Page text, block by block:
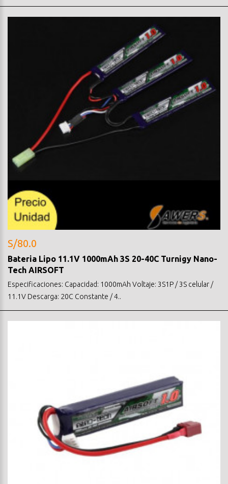
S/80.0
Bateria Lipo 11.1V 1000mAh 3S 20-40C Turnigy Nano-
Tech AIRSOFT
Especificaciones: Capacidad: 1000mAh Voltaje: 3S1P / 3S celular /
11.1V Descarga: 20C Constante / 4..